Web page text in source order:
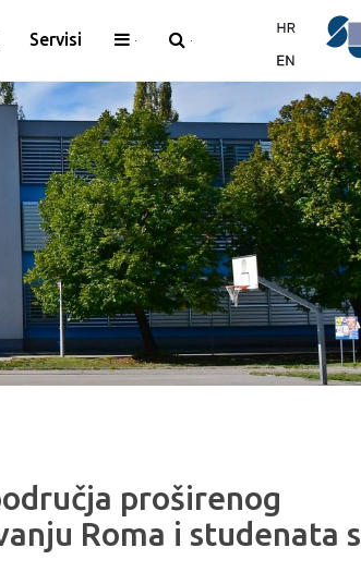
Servisi
proširenog
Roma i studenata s